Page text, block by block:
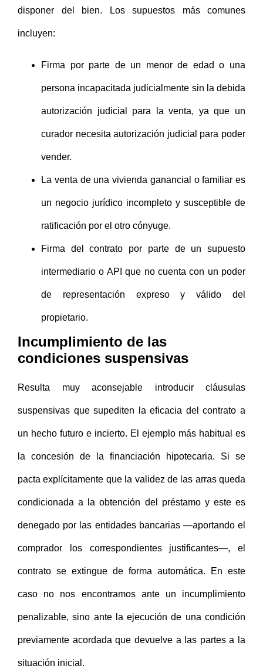
disponer del bien. Los supuestos más comunes
incluyen:
Firma por parte de un menor de edad o una
persona incapacitada judicialmente sin la debida
autorización judicial para la venta, ya que un
curador necesita autorización judicial para poder
vender.
La venta de una vivienda ganancial o familiar es
un negocio jurídico incompleto y susceptible de
ratificación por el otro cónyuge.
Firma del contrato por parte de un supuesto
intermediario o API que no cuenta con un poder
de representación expreso y válido del
propietario.
Incumplimiento de las
condiciones suspensivas
Resulta muy aconsejable introducir cláusulas
suspensivas que supediten la eficacia del contrato a
un hecho futuro e incierto. El ejemplo más habitual es
la concesión de la financiación hipotecaria. Si se
pacta explícitamente que la validez de las arras queda
condicionada a la obtención del préstamo y este es
denegado por las entidades bancarias —aportando el
comprador los correspondientes justificantes—, el
contrato se extingue de forma automática. En este
caso no nos encontramos ante un incumplimiento
penalizable, sino ante la ejecución de una condición
previamente acordada que devuelve a las partes a la
situación inicial.